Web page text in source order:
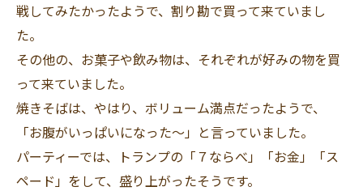
戦してみたかったようで、割り勘で買って来ていまし
た。
その他の、お菓子や飲み物は、それぞれが好みの物を買
って来ていました。
焼きそばは、やはり、ボリューム満点だったようで、
「お腹がいっぱいになった～」と言っていました。
パーティーでは、トランプの「７ならべ」「お金」「ス
ペード」をして、盛り上がったそうです。